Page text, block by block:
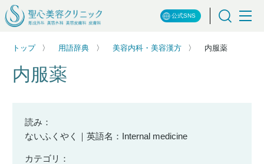
公式SNS
トップ 用語辞典 美容内科・美容漢方 内服薬
内服薬
読み：
ないふくやく｜英語名：Internal medicine
カテゴリ：